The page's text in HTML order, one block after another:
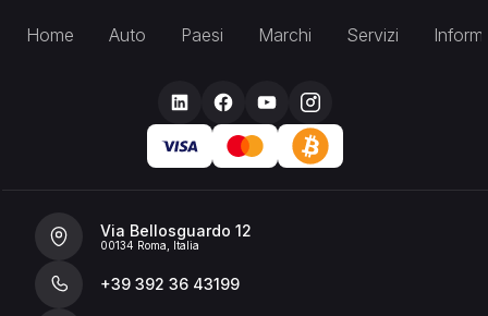
Home Auto Paesi Marchi Servizi
Via Bellosguardo 12
00134 Roma, Italia
+39 392 36 43199